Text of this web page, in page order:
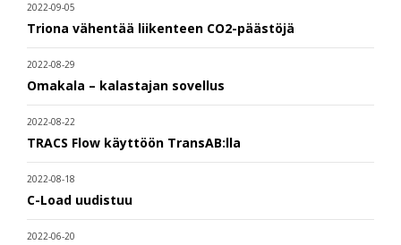
2022-09-05
Triona vähentää liikenteen CO2-päästöjä
2022-08-29
Omakala – kalastajan sovellus
2022-08-22
TRACS Flow käyttöön TransAB:lla
2022-08-18
C-Load uudistuu
2022-06-20